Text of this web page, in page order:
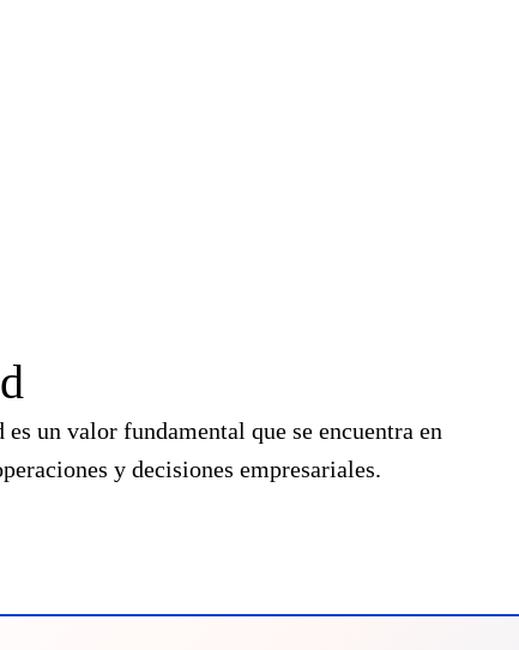
un valor fundamental que se encuentra en
y decisiones empresariales.